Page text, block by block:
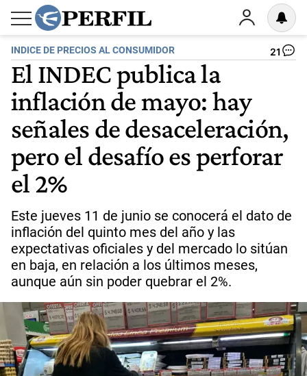
INDICE DE PRECIOS AL CONSUMIDOR 21
El INDEC publica la
inflación de mayo: hay
señales de desaceleración,
pero el desafío es perforar
el 2%
Este jueves 11 de junio se conocerá el dato de
inflación del quinto mes del año y las
expectativas oficiales y del mercado lo sitúan
en baja, en relación a los últimos meses,
aunque aún sin poder quebrar el 2%.